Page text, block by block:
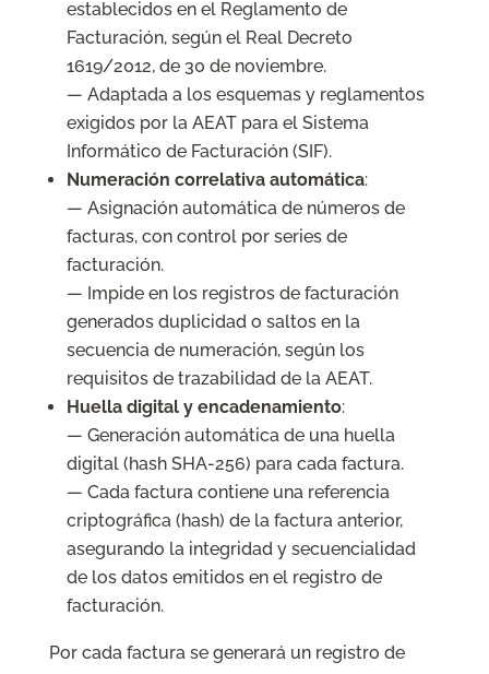
establecidos en el Reglamento de
Facturación, según el Real Decreto
1619/2012, de 30 de noviembre.
— Adaptada a los esquemas y reglamentos
exigidos por la AEAT para el Sistema
Informático de Facturación (SIF).
Numeración correlativa automática:
— Asignación automática de números de
facturas, con control por series de
facturación.
— Impide en los registros de facturación
generados duplicidad o saltos en la
secuencia de numeración, según los
requisitos de trazabilidad de la AEAT.
Huella digital y encadenamiento:
— Generación automática de una huella
digital (hash SHA-256) para cada factura.
— Cada factura contiene una referencia
criptográfica (hash) de la factura anterior,
asegurando la integridad y secuencialidad
de los datos emitidos en el registro de
facturación.
Por cada factura se generará un registro de